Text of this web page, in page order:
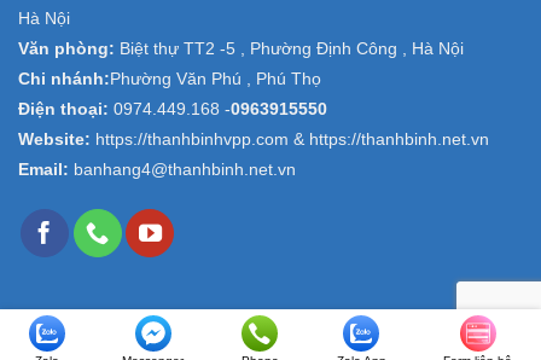
Hà Nội
Văn phòng: Biệt thự TT2 -5 , Phường Định Công , Hà Nội
Chi nhánh: Phường Văn Phú , Phú Thọ
Điện thoại: 0974.449.168 -0963915550
Website: https://thanhbinhvpp.com & https://thanhbinh.net.vn
Email: banhang4@thanhbinh.net.vn
Copyright 2026 © Văn phòng phẩm Thanh Bình